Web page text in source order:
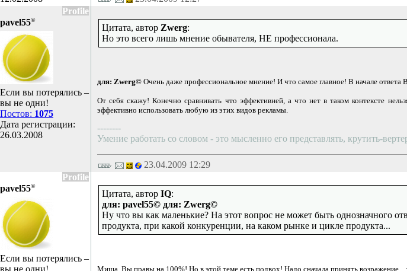
Profile
pavel55©
Если вы потерялись –
вы не одни!
Постов: 1075
Дата регистрации:
26.03.2008
Цитата, автор Zwerg:
Но это всего лишь мнение обывателя, НЕ профессионала.
для: Zwerg© Очень даже профессиональное мнение! И что самое главное! В начале
От себя скажу! Конечно сравнивать что эффективней, а что нет в таком контексте
эффективно использовать любую из этих видов рекламы.
--------
Умение работать со словом - это мысленно его представлять, крутить-
23.04.2009 12:29
Profile
pavel55©
Если вы потерялись –
вы не одни!
Цитата, автор IQ:
для: pavel55© для: Zwerg©
Ну что вы как маленькие? На этот вопрос не может быть однозначного
продукта, при какой конкуренции, на каком рынке и цикле продукта...
Миша, Вы правы на 100%! Но в этой теме есть подвох! Надо сначала принять возражение...